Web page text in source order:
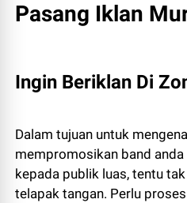
Pasang Iklan
Ingin Beriklan Di
Dalam tujuan untuk
mempromosikan band
kepada publik luas, tentu
telapak tangan. Perlu